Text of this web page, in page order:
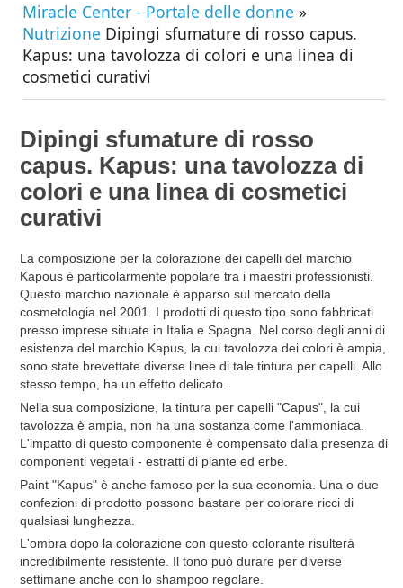
Miracle Center - Portale delle donne »
Nutrizione Dipingi sfumature di rosso capus.
Kapus: una tavolozza di colori e una linea di
cosmetici curativi
Dipingi sfumature di rosso
capus. Kapus: una tavolozza di
colori e una linea di cosmetici
curativi
La composizione per la colorazione dei capelli del marchio
Kapous è particolarmente popolare tra i maestri professionisti.
Questo marchio nazionale è apparso sul mercato della
cosmetologia nel 2001. I prodotti di questo tipo sono fabbricati
presso imprese situate in Italia e Spagna. Nel corso degli anni di
esistenza del marchio Kapus, la cui tavolozza dei colori è ampia,
sono state brevettate diverse linee di tale tintura per capelli. Allo
stesso tempo, ha un effetto delicato.
Nella sua composizione, la tintura per capelli "Capus", la cui
tavolozza è ampia, non ha una sostanza come l'ammoniaca.
L'impatto di questo componente è compensato dalla presenza di
componenti vegetali - estratti di piante ed erbe.
Paint "Kapus" è anche famoso per la sua economia. Una o due
confezioni di prodotto possono bastare per colorare ricci di
qualsiasi lunghezza.
L'ombra dopo la colorazione con questo colorante risulterà
incredibilmente resistente. Il tono può durare per diverse
settimane anche con lo shampoo regolare.